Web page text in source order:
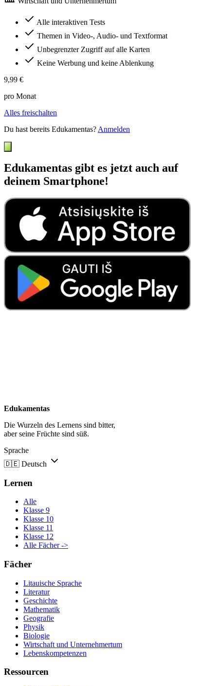
Alle interaktiven Tests
Themen in Video-, Audio- und Textformat
Unbegrenzter Zugriff auf alle Karten
Keine Werbung und keine Ablenkung
9,99 €
pro Monat
Alles freischalten
Du hast bereits Edukamentas? Anmelden
Edukamentas gibt es jetzt auch auf
deinem Smartphone!
Edukamentas
Die Wurzeln des Lernens sind bitter,
aber seine Früchte sind süß.
Sprache
🇩🇪 Deutsch
Lernen
Alle
Klasse 9
Klasse 10
Klasse 11
Klasse 12
Alle Fächer ->
Fächer
Litauische Sprache
Literatur
Geschichte
Mathematik
Geografie
Physik
Biologie
Wirtschaft und Unternehmertum
Lebenskompetenzen
Ressourcen